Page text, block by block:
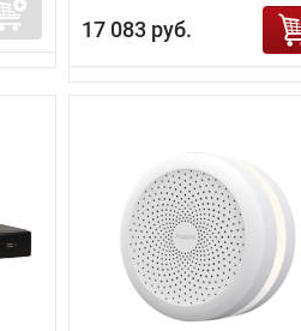
17 083 руб.